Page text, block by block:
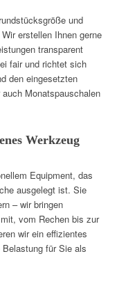
und
erstellen Ihnen gerne
transparent
fair und richtet sich
den eingesetzten
Monatspauschalen
Werkzeug
Equipment, das
ausgelegt ist. Sie
– wir bringen
vom Rechen bis zur
wir ein effizientes
für Sie als